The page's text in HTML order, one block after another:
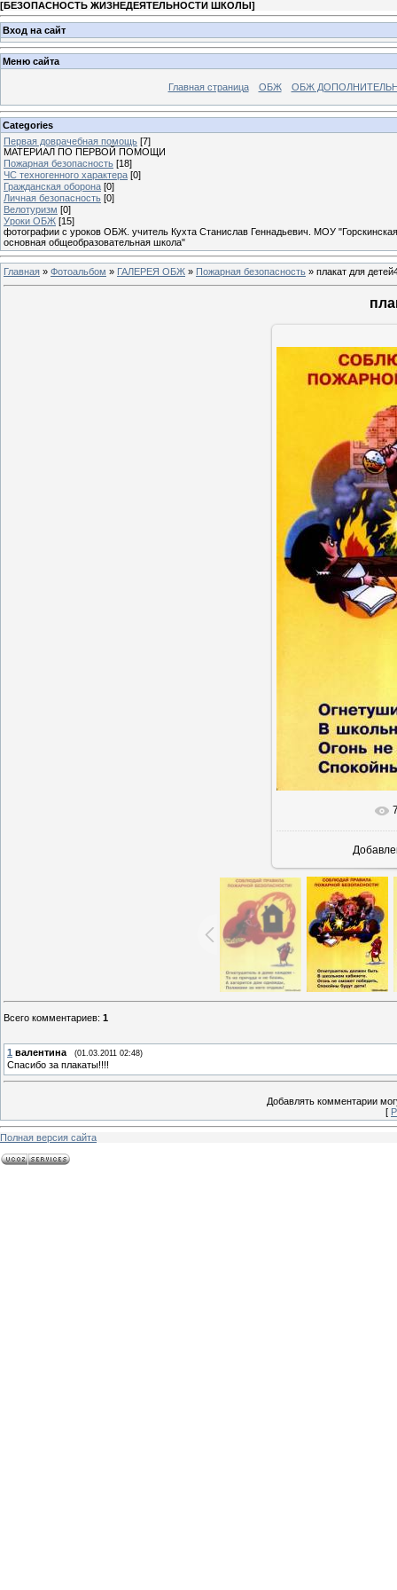
[БЕЗОПАСНОСТЬ ЖИЗНЕДЕЯТЕЛЬНОСТИ ШКОЛЫ]
Вход на сайт
Меню сайта
Главная страница ОБЖ ОБЖ
Categories
Первая доврачебная помощь [7]
МАТЕРИАЛ ПО ПЕРВОЙ ПОМОЩИ
Пожарная безопасность [18]
ЧС техногенного характера [0]
Гражданская оборона [0]
Личная безопасность [0]
Велотуризм [0]
Уроки ОБЖ [15]
фотографии с уроков ОБЖ. учитель Кухта Станислав Геннадьевич. МОУ "Горскинская
основная общеобразовательная школа"
Главная » Фотоальбом » ГАЛЕРЕЯ ОБЖ » Пожарная безопасность » плакат для
В
Всего комментариев: 1
1 валентина (01.03.2011 02:48)
Спасибо за плакаты!!!!
Добавлять комментарии
[
Полная версия сайта